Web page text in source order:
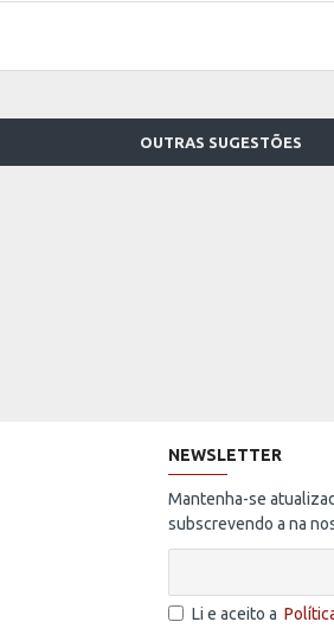
OUTRAS SUGESTÕES
NEWSLETTER
Mantenha-se
subscrevendo a na
Li e aceito a